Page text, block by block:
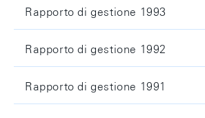
Rapporto di gestione 1993
Rapporto di gestione 1992
Rapporto di gestione 1991